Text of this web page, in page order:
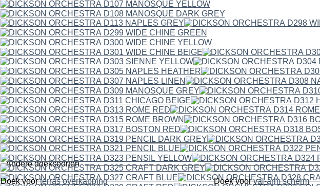
Andere doeksoorten
Doek voorterras overkapping Doek voor
val-arm scherm